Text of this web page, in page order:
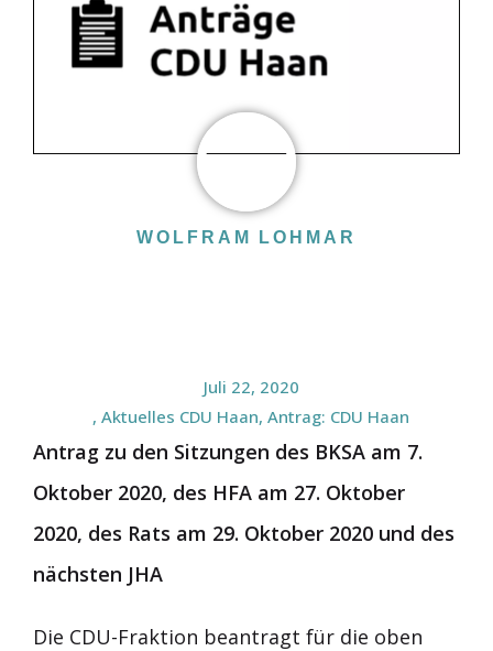
WOLFRAM LOHMAR
Juli 22, 2020
, Aktuelles CDU Haan, Antrag: CDU Haan
Antrag zu den Sitzungen des BKSA am 7.
Oktober 2020, des HFA am 27. Oktober
2020, des Rats am 29. Oktober 2020 und des
nächsten JHA
Die CDU-Fraktion beantragt für die oben